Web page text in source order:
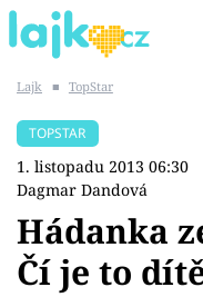
SHOPAHOLICADEL
Témata
Lajk ■ TopStar
TOPSTAR
1. listopadu 2013 06:30
Dagmar Dandová
Hádanka
Čí je to